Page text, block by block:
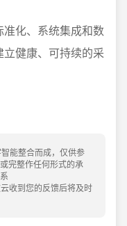
化、系统集成和数
健康、可持续的采
能整合而成，仅供参
完整作任何形式的承
收到您的反馈后将及时